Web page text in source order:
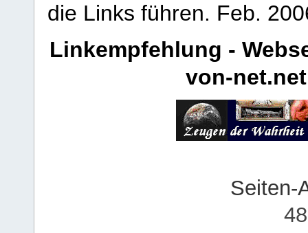
die Links führen. Feb.
Linkempfehlung -
von-net.net
Seiten-